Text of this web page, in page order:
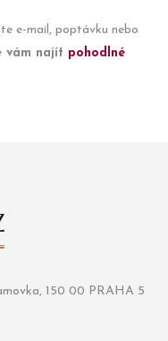
e-mail, poptávku nebo
vám najít pohodlné
150 00 PRAHA 5